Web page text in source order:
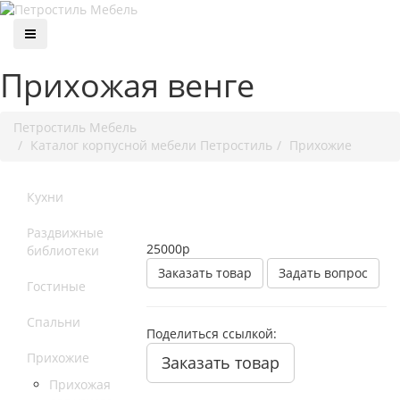
Прихожая венге
Петростиль Мебель
Каталог корпусной мебели Петростиль
Прихожие
Кухни
Раздвижные
библиотеки
Гостиные
Спальни
Прихожие
Прихожая
25000р
Заказать товар
Задать вопрос
Поделиться ссылкой:
Заказать товар